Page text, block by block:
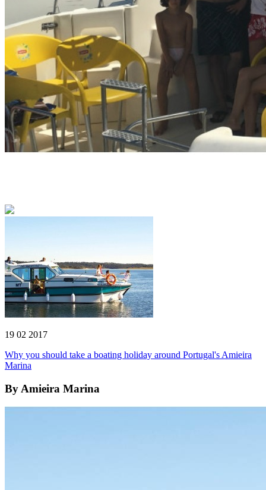
19 02 2017
Why you should take a boating holiday around Portugal's Amieira
Marina
By Amieira Marina